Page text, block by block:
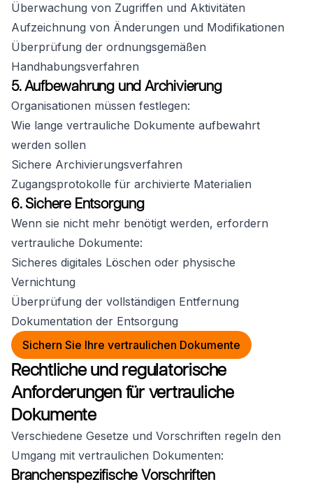
Überwachung von Zugriffen und Aktivitäten
Aufzeichnung von Änderungen und Modifikationen
Überprüfung der ordnungsgemäßen
Handhabungsverfahren
5. Aufbewahrung und Archivierung
Organisationen müssen festlegen:
Wie lange vertrauliche Dokumente aufbewahrt
werden sollen
Sichere Archivierungsverfahren
Zugangsprotokolle für archivierte Materialien
6. Sichere Entsorgung
Wenn sie nicht mehr benötigt werden, erfordern
vertrauliche Dokumente:
Sicheres digitales Löschen oder physische
Vernichtung
Überprüfung der vollständigen Entfernung
Dokumentation der Entsorgung
Sichern Sie Ihre vertraulichen Dokumente
Rechtliche und regulatorische
Anforderungen für vertrauliche
Dokumente
Verschiedene Gesetze und Vorschriften regeln den
Umgang mit vertraulichen Dokumenten:
Branchenspezifische Vorschriften